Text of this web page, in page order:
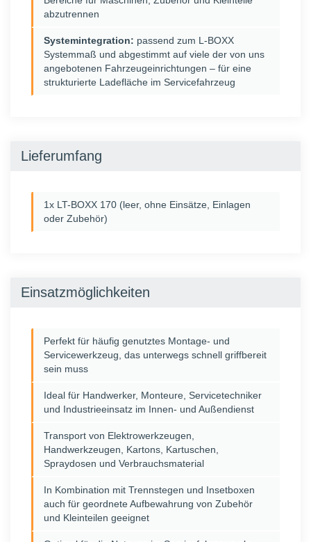
abzutrennen
Systemintegration: passend zum L-BOXX
Systemmaß und abgestimmt auf viele der von uns
angebotenen Fahrzeugeinrichtungen – für eine
strukturierte Ladefläche im Servicefahrzeug
Lieferumfang
1x LT-BOXX 170 (leer, ohne Einsätze, Einlagen
oder Zubehör)
Einsatzmöglichkeiten
Perfekt für häufig genutztes Montage- und
Servicewerkzeug, das unterwegs schnell griffbereit
sein muss
Ideal für Handwerker, Monteure, Servicetechniker
und Industrieeinsatz im Innen- und Außendienst
Transport von Elektrowerkzeugen,
Handwerkzeugen, Kartons, Kartuschen,
Spraydosen und Verbrauchsmaterial
In Kombination mit Trennstegen und Insetboxen
auch für geordnete Aufbewahrung von Zubehör
und Kleinteilen geeignet